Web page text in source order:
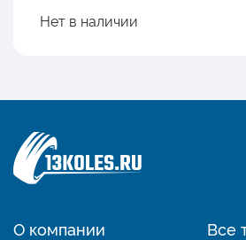
Нет в наличии
О компании
Все